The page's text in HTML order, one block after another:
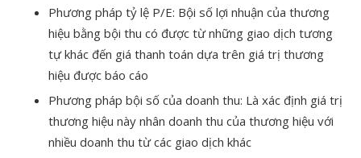
Phương pháp tỷ lệ P/E: Bội số lợi nhuận của thương
hiệu bằng bội thu có được từ những giao dịch tương
tự khác đến giá thanh toán dựa trên giá trị thương
hiệu được báo cáo
Phương pháp bội số của doanh thu: Là xác định giá trị
thương hiệu này nhân doanh thu của thương hiệu với
nhiều doanh thu từ các giao dịch khác